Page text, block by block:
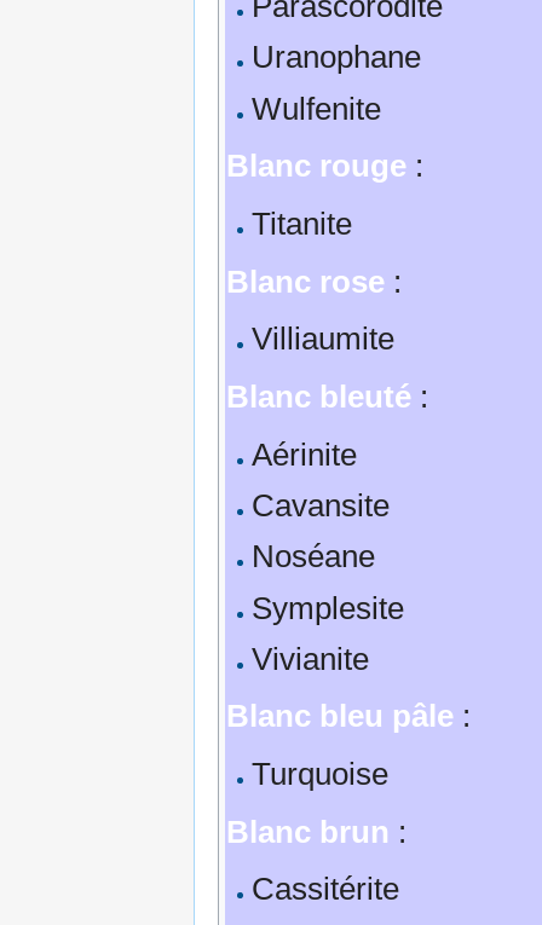
Uranophane
Wulfenite
Blanc rouge :
Titanite
Blanc rose :
Villiaumite
Blanc bleuté :
Aérinite
Cavansite
Noséane
Symplesite
Vivianite
Blanc bleu pâle :
Turquoise
Blanc brun :
Cassitérite